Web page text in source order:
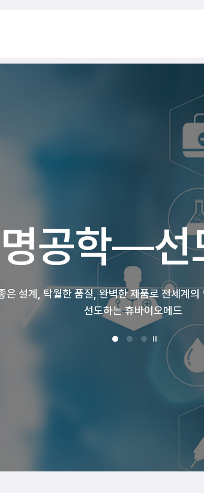
중심—
기술중심의 제품개발을 Motto로 다양한 의
공학—선
은 설계, 탁월한 품질, 완벽한 제품로 전세계의
선도하는 휴바이오메드
휴머니즘—
인류의 건강과 행복을 추구하는 휴머니즘
사회에 공헌할 수 있도록 노력하고 있습
중심—
공학—선